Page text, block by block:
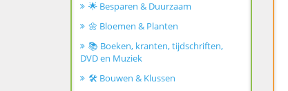
🌟 Besparen & Duurzaam
🌼 Bloemen & Planten
📚 Boeken, kranten, tijdschriften,
DVD en Muziek
🛠️ Bouwen & Klussen